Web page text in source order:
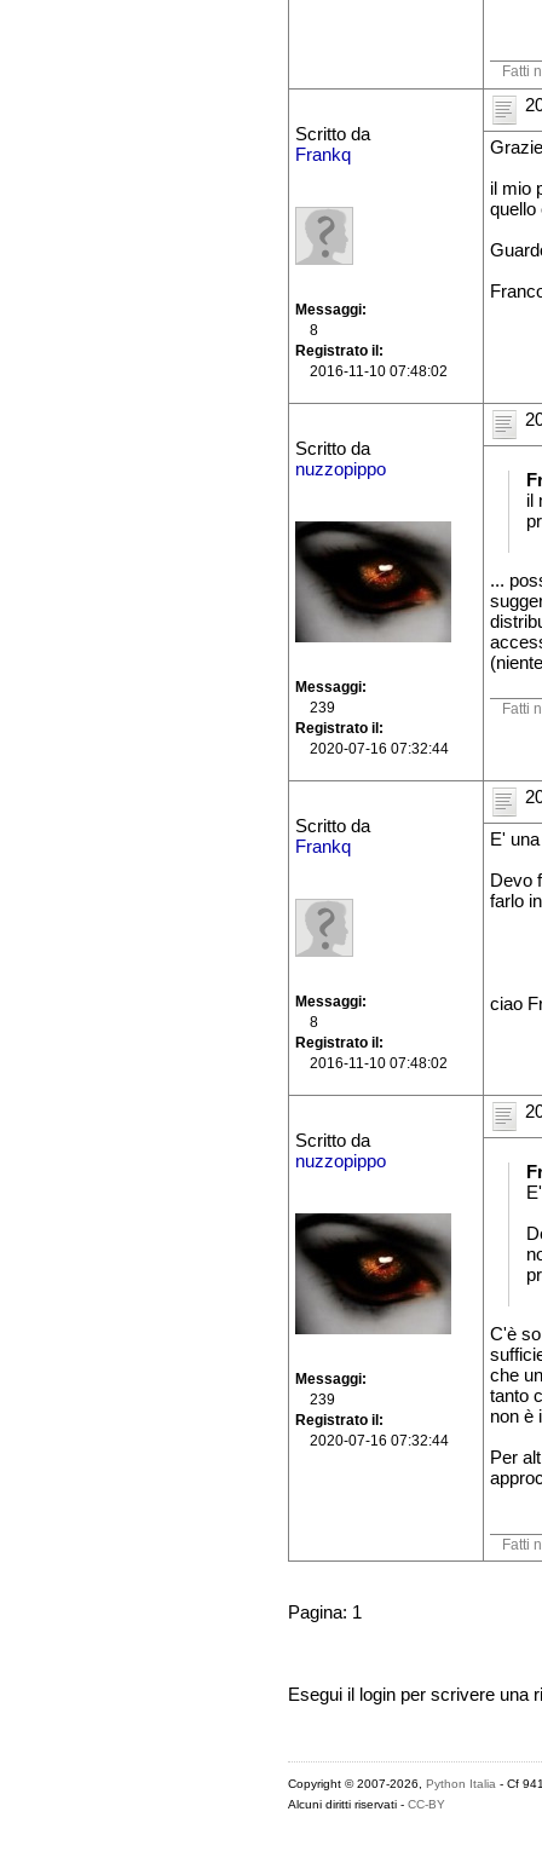
Fatti
Scritto da
Frankq
Messaggi
8
Registrato il
2016-11-10 07:48:02
il mio
quello
Scritto da
nuzzopippo
Messaggi
239
Registrato il
2020-07-16 07:32:44
il
...
Fatti
Scritto da
Frankq
Messaggi
8
Registrato il
2016-11-10 07:48:02
E'
Devo
farlo
ciao
Scritto da
nuzzopippo
Messaggi
239
Registrato il
2020-07-16 07:32:44
C'è
che
tanto
non è
Per
Fatti
Pagina: 1
Esegui il login per scrivere una
Copyright © 2007-2026, Python Italia- Cf
Alcuni diritti riservati - CC-BY